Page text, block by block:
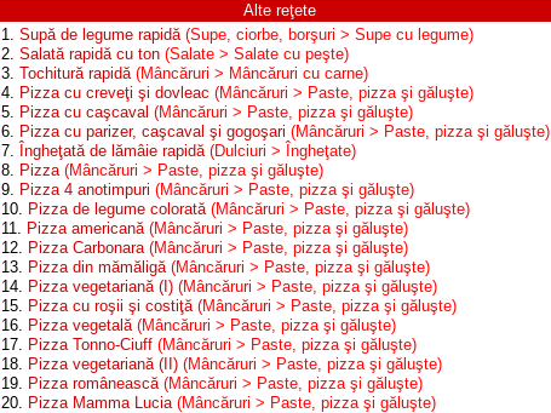
Alte reţete
1. Supă de legume rapidă (Supe, ciorbe, borşuri > Supe cu legume)
2. Salată rapidă cu ton (Salate > Salate cu peşte)
3. Tochitură rapidă (Mâncăruri > Mâncăruri cu carne)
4. Pizza cu creveţi şi dovleac (Mâncăruri > Paste, pizza şi găluşte)
5. Pizza cu caşcaval (Mâncăruri > Paste, pizza şi găluşte)
6. Pizza cu parizer, caşcaval şi gogoşari (Mâncăruri > Paste, pizza şi găluşte)
7. Îngheţată de lămâie rapidă (Dulciuri > Îngheţate)
8. Pizza (Mâncăruri > Paste, pizza şi găluşte)
9. Pizza 4 anotimpuri (Mâncăruri > Paste, pizza şi găluşte)
10. Pizza de legume colorată (Mâncăruri > Paste, pizza şi găluşte)
11. Pizza americană (Mâncăruri > Paste, pizza şi găluşte)
12. Pizza Carbonara (Mâncăruri > Paste, pizza şi găluşte)
13. Pizza din mămăligă (Mâncăruri > Paste, pizza şi găluşte)
14. Pizza vegetariană (I) (Mâncăruri > Paste, pizza şi găluşte)
15. Pizza cu roşii şi costiţă (Mâncăruri > Paste, pizza şi găluşte)
16. Pizza vegetală (Mâncăruri > Paste, pizza şi găluşte)
17. Pizza Tonno-Ciuff (Mâncăruri > Paste, pizza şi găluşte)
18. Pizza vegetariană (II) (Mâncăruri > Paste, pizza şi găluşte)
19. Pizza românească (Mâncăruri > Paste, pizza şi găluşte)
20. Pizza Mamma Lucia (Mâncăruri > Paste, pizza şi găluşte)